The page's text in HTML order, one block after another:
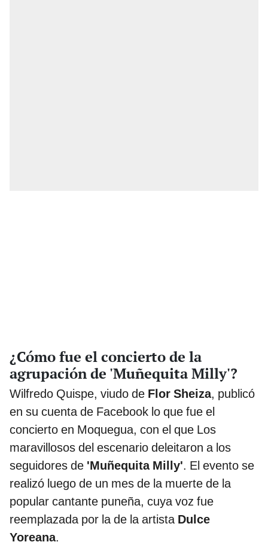
¿Cómo fue el concierto de la
agrupación de 'Muñequita Milly'?
Wilfredo Quispe, viudo de Flor Sheiza, publicó
en su cuenta de Facebook lo que fue el
concierto en Moquegua, con el que Los
maravillosos del escenario deleitaron a los
seguidores de 'Muñequita Milly'. El evento se
realizó luego de un mes de la muerte de la
popular cantante puneña, cuya voz fue
reemplazada por la de la artista Dulce
Yoreana.